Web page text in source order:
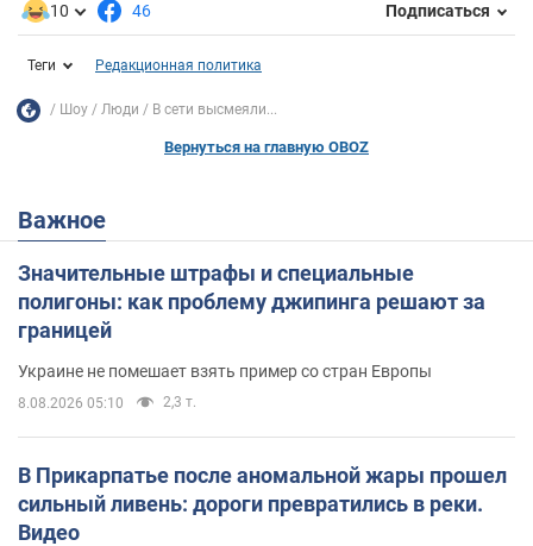
10 46 Подписаться
Теги Редакционная политика
Шоу Люди В сети высмеяли...
Вернуться на главную OBOZ
Важное
Значительные штрафы и специальные
полигоны: как проблему джипинга решают за
границей
Украине не помешает взять пример со стран Европы
8.08.2026 05:10 2,3 т.
В Прикарпатье после аномальной жары прошел
сильный ливень: дороги превратились в реки.
Видео